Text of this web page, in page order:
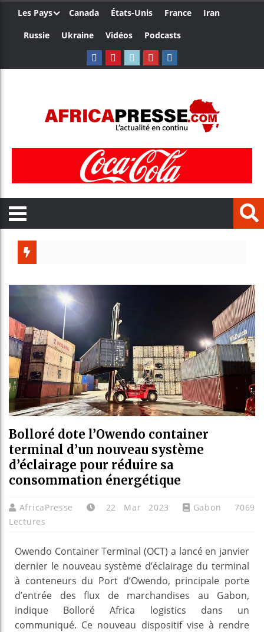
Les Pays Canada États-Unis France
Iran
Russie
Ukraine Vidéos Podcasts
Bolloré dote l’Owendo container
terminal d’un nouveau système
d’éclairage pour réduire sa
consommation énergétique
AfricaPresse 22 Mar 2023 Gabon
7069
Lectures
Owendo Container Terminal (OCT) a lancé en janvier
dernier le nouveau système d’éclairage du terminal
à conteneurs du Port d’Owendo, principale porte
d’entrée des flux de marchandises au Gabon,
indique Bolloré Africa logistics dans un
communiqué. Ce nouveau dispositif vise à rendre